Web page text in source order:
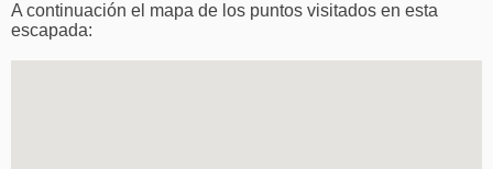
A continuación el mapa de los puntos visitados en esta
escapada: